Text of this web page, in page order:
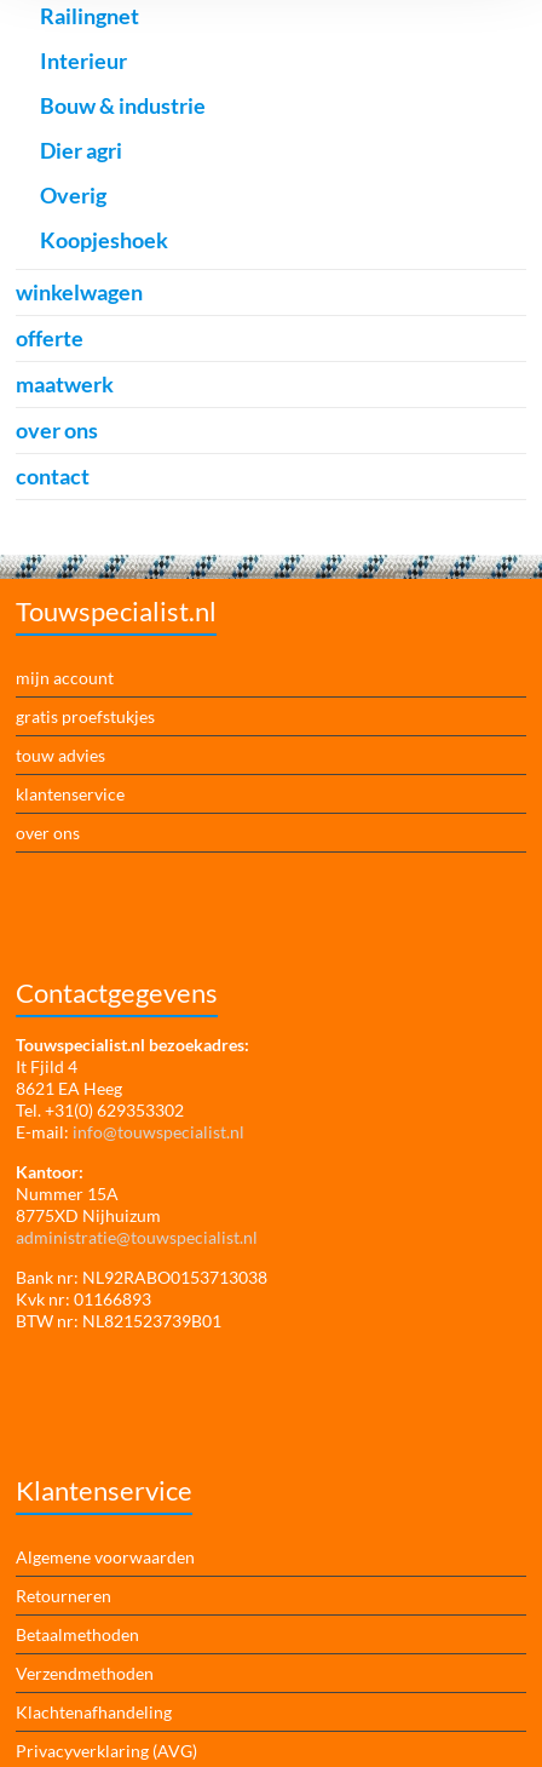
Railingnet
Interieur
Bouw & industrie
Dier agri
Overig
Koopjeshoek
winkelwagen
offerte
maatwerk
over ons
contact
Touwspecialist.nl
mijn account
gratis proefstukjes
touw advies
klantenservice
over ons
Contactgegevens
Touwspecialist.nl bezoekadres:
It Fjild 4
8621 EA Heeg
Tel. +31(0) 629353302
E-mail: info@touwspecialist.nl
Kantoor:
Nummer 15A
8775XD Nijhuizum
administratie@touwspecialist.nl
Bank nr: NL92RABO0153713038
Kvk nr: 01166893
BTW nr: NL821523739B01
Klantenservice
Algemene voorwaarden
Retourneren
Betaalmethoden
Verzendmethoden
Klachtenafhandeling
Privacyverklaring (AVG)